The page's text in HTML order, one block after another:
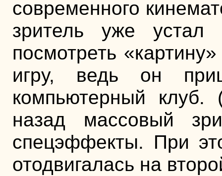
современного
зритель уже
посмотреть
игру, ведь он
компьютерный
назад массовый
спецэффекты. При
отодвигалась на